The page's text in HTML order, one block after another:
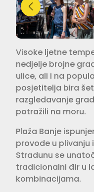
Visoke ljetne
nedjelje brojne
ulice, ali i na
posjetitelja bira
razgledavanje
potražili na moru.
Plaža Banje
provode u plivanju
Stradunu se
tradicionalni đir u
kombinacijama.